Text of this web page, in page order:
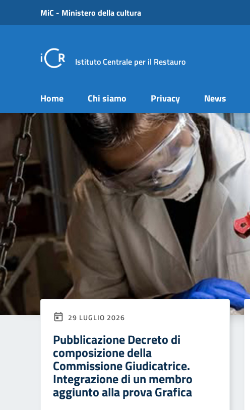
Vai ai contenuti
Vai al menu di navigazione
MiC - Ministero della cultura
Istituto Centrale per il Restauro
Home Chi siamo Privacy News
29 LUGLIO 2026
Pubblicazione Decreto di
composizione della
Commissione Giudicatrice.
Integrazione di un membro
aggiunto alla prova Grafica